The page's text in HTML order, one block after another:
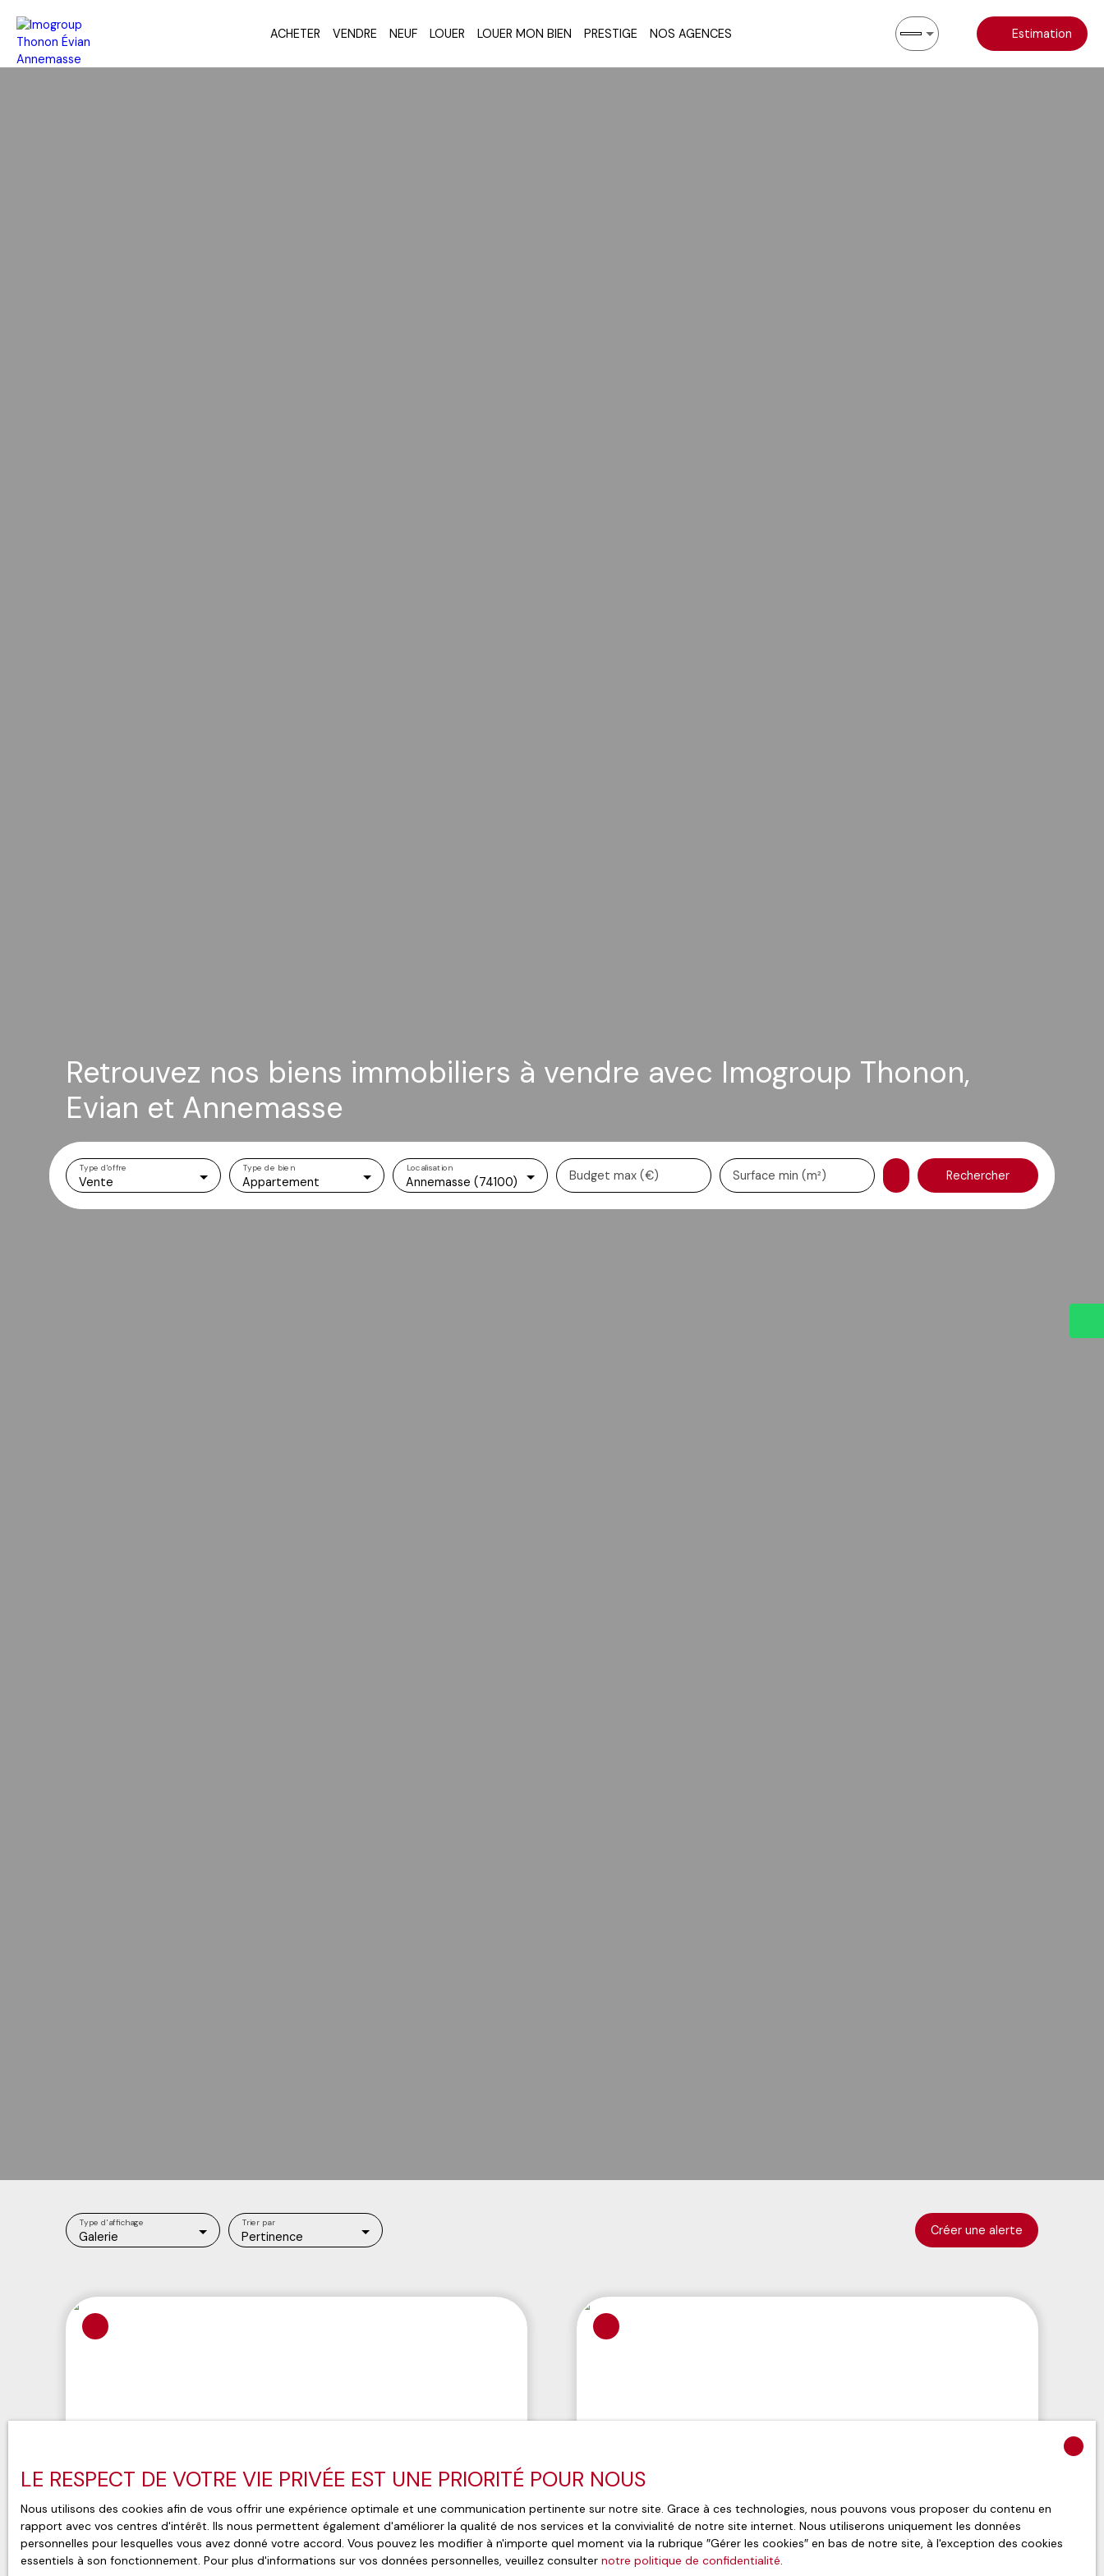
ACHETER VENDRE NEUF LOUER LOUER MON BIEN PRESTIGE NOS AGENCES Estimation
Retrouvez nos biens immobiliers à vendre avec Imogroup Thonon,
Evian et Annemasse
Vente
Type d'offre
Appartement
Type de bien
Annemasse (74100)
Localisation Budget max (€) Surface min (m²) Rechercher
Galerie
Type d'affichage
Pertinence
Trier par Créer une alerte
595 000 575 000
LE RESPECT DE VOTRE VIE PRIVÉE EST UNE PRIORITÉ POUR NOUS
Nous utilisons des cookies afin de vous offrir une expérience optimale et une communication pertinente sur notre site. Grace à ces technologies, nous pouvons vous proposer du contenu en
rapport avec vos centres d'intérêt. Ils nous permettent également d'améliorer la qualité de nos services et la convivialité de notre site internet. Nous utiliserons uniquement les données
personnelles pour lesquelles vous avez donné votre accord. Vous pouvez les modifier à n'importe quel moment via la rubrique ″Gérer les cookies″ en bas de notre site, à l'exception des cookies
essentiels à son fonctionnement. Pour plus d'informations sur vos données personnelles, veuillez consulter notre politique de confidentialité.